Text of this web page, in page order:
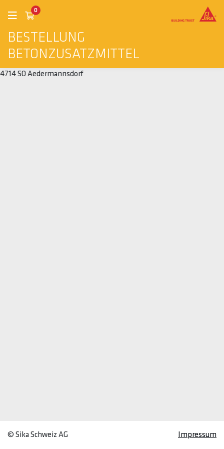
BESTELLUNG
BETONZUSATZMITTEL
0
4714 SO Aedermannsdorf
© Sika Schweiz AG Impressum